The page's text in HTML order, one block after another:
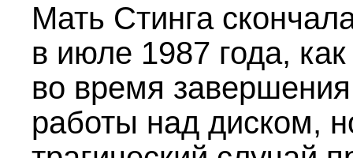
Мать Стинга
в июле 1987 года, как
во время завершения
работы над диском,